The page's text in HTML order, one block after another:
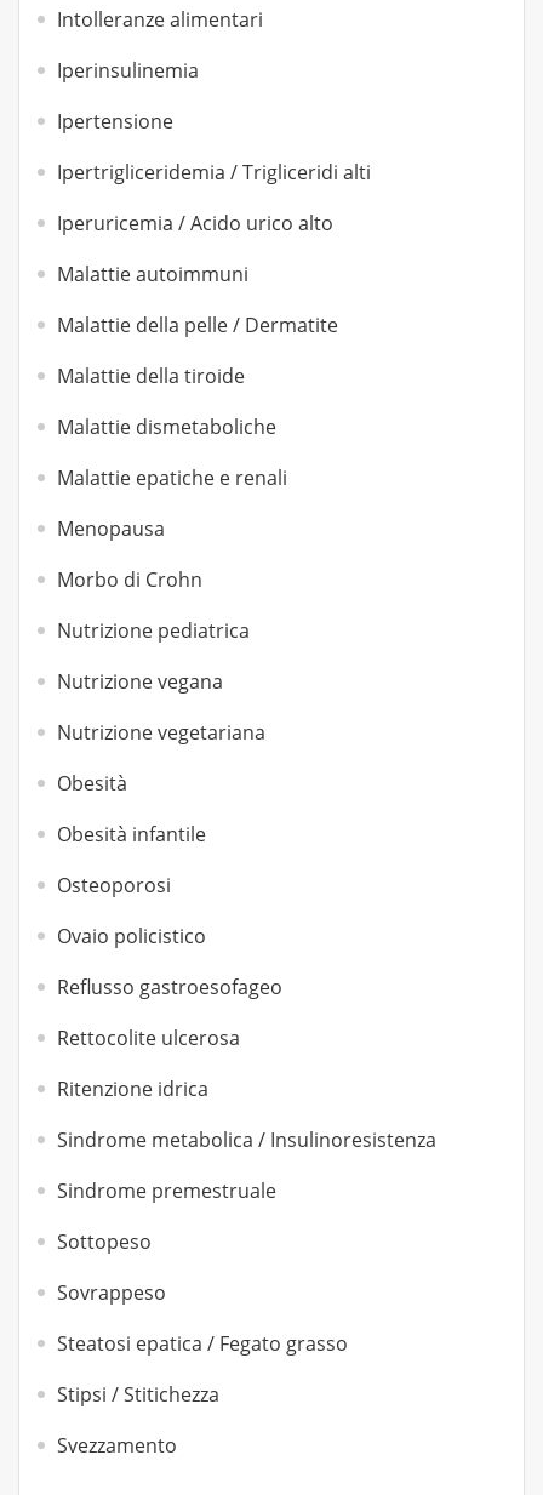
Intolleranze alimentari
Iperinsulinemia
Ipertensione
Ipertrigliceridemia / Trigliceridi alti
Iperuricemia / Acido urico alto
Malattie autoimmuni
Malattie della pelle / Dermatite
Malattie della tiroide
Malattie dismetaboliche
Malattie epatiche e renali
Menopausa
Morbo di Crohn
Nutrizione pediatrica
Nutrizione vegana
Nutrizione vegetariana
Obesità
Obesità infantile
Osteoporosi
Ovaio policistico
Reflusso gastroesofageo
Rettocolite ulcerosa
Ritenzione idrica
Sindrome metabolica / Insulinoresistenza
Sindrome premestruale
Sottopeso
Sovrappeso
Steatosi epatica / Fegato grasso
Stipsi / Stitichezza
Svezzamento